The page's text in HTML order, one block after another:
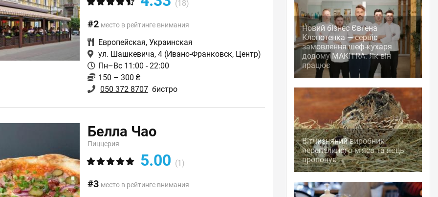
(18)
#2 место в рейтинге внимания
Европейская,Украинская
ул. Шашкевича, 4 (Ивано-Франковск, Центр)
Пн–Вс 11:00 - 22:00
150 – 300 ₴
050 372 8707 бистро
Белла Чао
Пиццерия
5.00 (1)
#3 место в рейтинге внимания
Новий бізнес Євгена
Клопотенка — сервіс
замовлення шеф-кухаря
додому MAKITRA. Як він
працює
Вітчизняний виробник
перепелиного м'яса та яєць
пропонує